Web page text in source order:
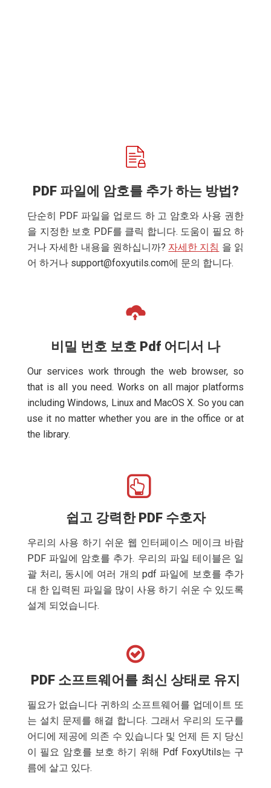
PDF 파일에 암호를 추가 하는 방법?
단순히 PDF 파일을 업로드 하 고 암호와 사용 권한
을 지정한 보호 PDF를 클릭 합니다. 도움이 필요 하
거나 자세한 내용을 원하십니까? 자세한 지침 을 읽
어 하거나 support@foxyutils.com에 문의 합니다.
비밀 번호 보호 Pdf 어디서 나
Our services work through the web browser, so
that is all you need. Works on all major platforms
including Windows, Linux and MacOS X. So you can
use it no matter whether you are in the office or at
the library.
쉽고 강력한 PDF 수호자
우리의 사용 하기 쉬운 웹 인터페이스 메이크 바람
PDF 파일에 암호를 추가. 우리의 파일 테이블은 일
괄 처리, 동시에 여러 개의 pdf 파일에 보호를 추가
대 한 입력된 파일을 많이 사용 하기 쉬운 수 있도록
설계 되었습니다.
PDF 소프트웨어를 최신 상태로 유지
필요가 없습니다 귀하의 소프트웨어를 업데이트 또
는 설치 문제를 해결 합니다. 그래서 우리의 도구를
어디에 제공에 의존 수 있습니다 및 언제 든 지 당신
이 필요 암호를 보호 하기 위해 Pdf FoxyUtils는 구
름에 살고 있다.